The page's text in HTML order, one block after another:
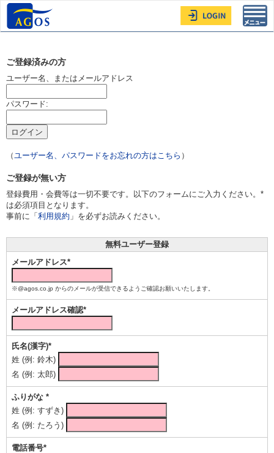
ご登録済みの方
ユーザー名、またはメールアドレス
パスワード:
（ユーザー名、パスワードをお忘れの方はこちら ）
ご登録が無い方
登録費用・会費等は一切不要です。以下のフォームにご入力ください。*
は必須項目となります。
事前に「 利用規約 」を必ずお読みください。
無料ユーザー登録
メールアドレス*
※@agos.co.jp からのメールが受信できるようご確認お願いいたします。
メールアドレス確認*
氏名(漢字)*
姓 (例: 鈴木)
名 (例: 太郎)
ふりがな *
姓 (例: すずき)
名 (例: たろう)
電話番号*